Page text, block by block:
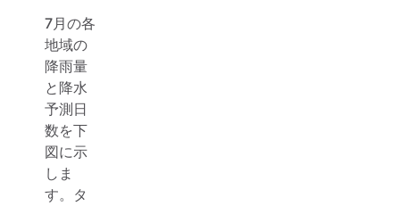
7月の各
地域の
降雨量
と降水
予測日
数を下
図に示
しま
す。タ